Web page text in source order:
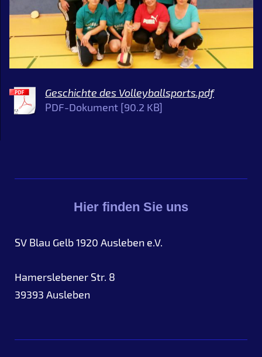
Geschichte des Volleyballsports.pdf
PDF-Dokument [90.2 KB]
Hier finden Sie uns
SV Blau Gelb 1920 Ausleben e.V.
Hamerslebener Str. 8
39393 Ausleben